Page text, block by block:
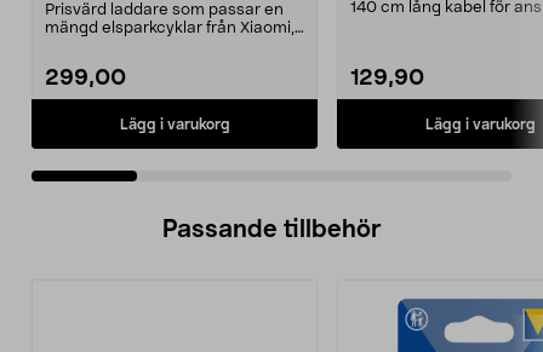
E-Way m.fl.
Prisvärd laddare som passar en
mängd elsparkcyklar från Xiaomi,
299,00
Lägg i varukorg
140 cm lång kabel för
129,90
Lägg i varukorg
Passande tillbehör